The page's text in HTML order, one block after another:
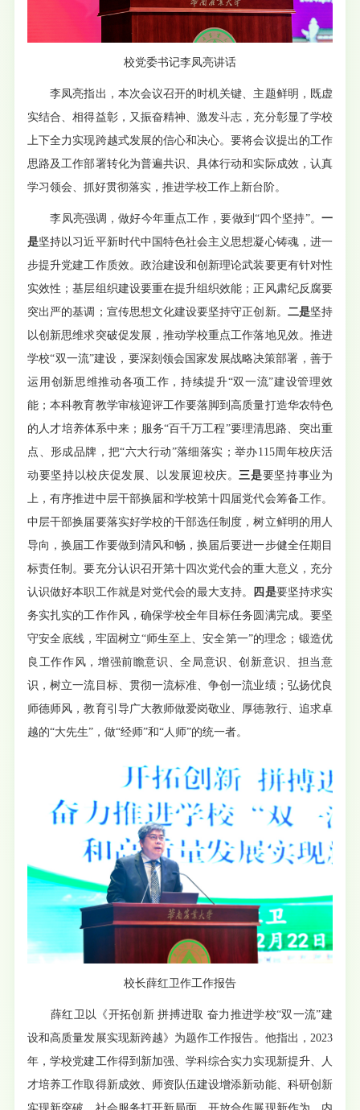
校党委书记李凤亮讲话
李凤亮指出，本次会议召开的时机关键、主题鲜明，既虚
实结合、相得益彰，又振奋精神、激发斗志，充分彰显了学校
上下全力实现跨越式发展的信心和决心。要将会议提出的工作
思路及工作部署转化为普遍共识、具体行动和实际成效，认真
学习领会、抓好贯彻落实，推进学校工作上新台阶。
李凤亮强调，做好今年重点工作，要做到“四个坚持”。 一
是坚持以习近平新时代中国特色社会主义思想凝心铸魂，进一
步提升党建工作质效。政治建设和创新理论武装要更有针对性
实效性；基层组织建设要重在提升组织效能；正风肃纪反腐要
突出严的基调；宣传思想文化建设要坚持守正创新。 二是坚持
以创新思维求突破促发展，推动学校重点工作落地见效。推进
学校“双一流”建设，要深刻领会国家发展战略决策部署，善于
运用创新思维推动各项工作，持续提升“双一流”建设管理效
能；本科教育教学审核迎评工作要落脚到高质量打造华农特色
的人才培养体系中来；服务“百千万工程”要理清思路、突出重
点、形成品牌，把“六大行动”落细落实；举办115周年校庆活
动要坚持以校庆促发展、以发展迎校庆。三是要坚持事业为
上，有序推进中层干部换届和学校第十四届党代会筹备工作。
中层干部换届要落实好学校的干部选任制度，树立鲜明的用人
导向，换届工作要做到清风和畅，换届后要进一步健全任期目
标责任制。要充分认识召开第十四次党代会的重大意义，充分
认识做好本职工作就是对党代会的最大支持。
四是要坚持求实
务实扎实的工作作风，确保学校全年目标任务圆满完成。要坚
守安全底线，牢固树立“师生至上、安全第一”的理念；锻造优
良工作作风，增强前瞻意识、全局意识、创新意识、担当意
识，树立一流目标、贯彻一流标准、争创一流业绩；弘扬优良
师德师风，教育引导广大教师做爱岗敬业、厚德敦行、追求卓
越的“大先生”，做“经师”和“人师”的统一者。
校长薛红卫作工作报告
薛红卫以《开拓创新 拼搏进取 奋力推进学校“双一流”建
设和高质量发展实现新跨越》为题作工作报告。他指出，2023
年，学校党建工作得到新加强、学科综合实力实现新提升、人
才培养工作取得新成效、师资队伍建设增添新动能、科研创新